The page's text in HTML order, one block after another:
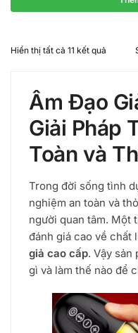
1.900.000 ₫.là:
Hiển thị tất cả 11 kết quả
mức
phổ
biến
Âm Đạo
Giải Pháp
Toàn và
Trong đời sống tình
nghiệm an toàn và
người quan tâm. Một
đánh giá cao về chất
giả cao cấp. Vậy sản
gì và làm thế nào để